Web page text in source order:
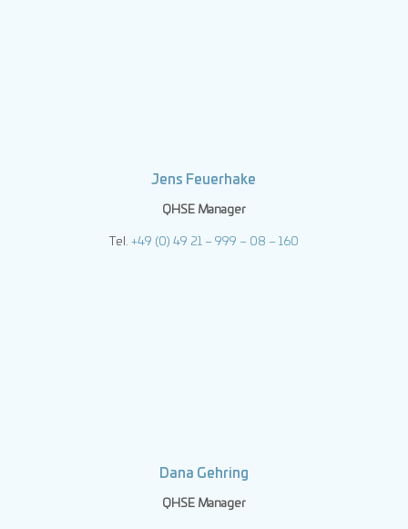
Jens Feuerhake
QHSE Manager
Tel. +49 (0) 49 21 – 999 – 08 – 160
Dana Gehring
QHSE Manager